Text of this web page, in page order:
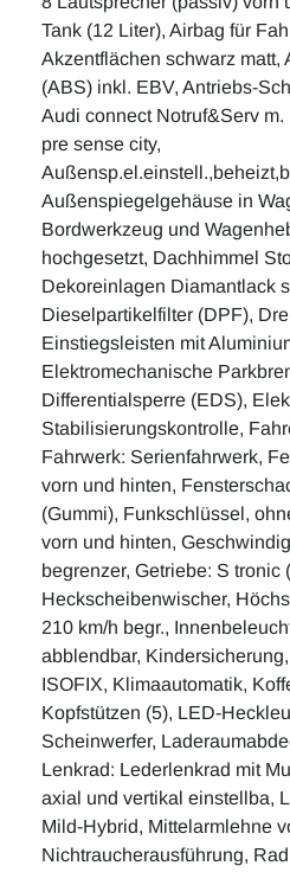
Tank (12 Liter), Airbag für
Akzentflächen schwarz matt,
(ABS) inkl. EBV, Antriebs-
Audi connect Notruf&Serv m.
pre sense city,
Außenspiegelgehäuse in
Bordwerkzeug und
hochgesetzt, Dachhimmel
Dekoreinlagen Diamantlack
Dieselpartikelfilter (DPF),
Einstiegsleisten mit
Elektromechanische
Differentialsperre (EDS),
Stabilisierungskontrolle,
Fahrwerk: Serienfahrwerk,
vorn und hinten,
(Gummi), Funkschlüssel,
vorn und hinten,
begrenzer, Getriebe: S tronic
Heckscheibenwischer,
210 km/h begr.,
abblendbar,
ISOFIX, Klimaautomatik,
Kopfstützen (5), LED-
Scheinwerfer,
Lenkrad: Lederlenkrad mit
axial und vertikal einstellba,
Mild-Hybrid, Mittelarmlehne
Nichtraucherausführung,